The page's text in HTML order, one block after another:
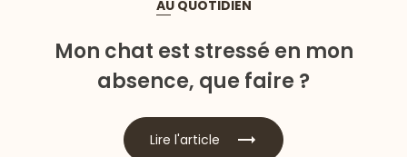
AU QUOTIDIEN
Mon chat est stressé en mon
absence, que faire ?
Lire l'article